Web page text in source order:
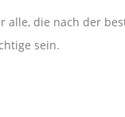
alle, die nach der
sein.